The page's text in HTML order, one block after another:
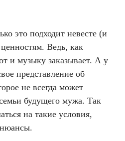
это подходит невесте (и
Ведь, как
и музыку заказывает. А у
представление об
не всегда может
будущего мужа. Так
на такие условия,